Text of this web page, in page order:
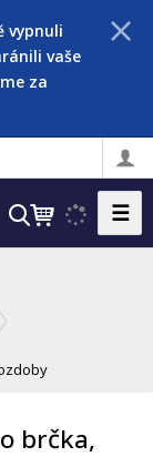
vypnuli
vaše
za
V
a
☰
brčka,